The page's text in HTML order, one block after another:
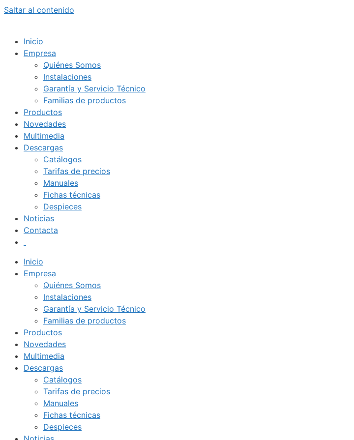
Saltar al contenido
Inicio
Empresa
Quiénes Somos
Instalaciones
Garantía y Servicio Técnico
Familias de productos
Productos
Novedades
Multimedia
Descargas
Catálogos
Tarifas de precios
Manuales
Fichas técnicas
Despieces
Noticias
Contacta
Inicio
Empresa
Quiénes Somos
Instalaciones
Garantía y Servicio Técnico
Familias de productos
Productos
Novedades
Multimedia
Descargas
Catálogos
Tarifas de precios
Manuales
Fichas técnicas
Despieces